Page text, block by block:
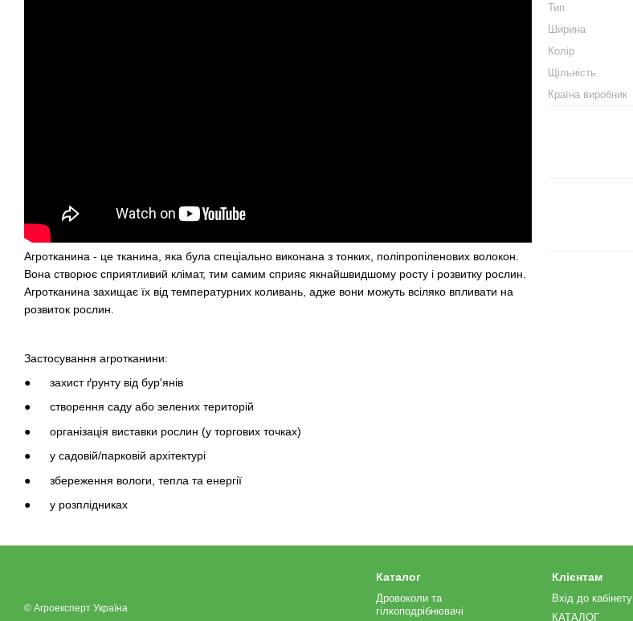
Агротканина - це тканина, яка була спеціально виконана з тонких, поліпропіленових волокон.
Вона створює сприятливий клімат, тим самим сприяє якнайшвидшому росту і розвитку рослин.
Агротканина захищає їх від температурних коливань, адже вони можуть всіляко впливати на
розвиток рослин.
Застосування агротканини:
● захист ґрунту від бур'янів
● створення саду або зелених територій
● організація виставки рослин (у торгових точках)
● у садовій/парковій архітектурі
● збереження вологи, тепла та енергії
● у розплідниках
Тип
Ширина
Колір
Щільність
Країна виробник
© Агроексперт Україна
Каталог
Дровоколи та
гілкоподрібнювачі
Клієнтам
Вхід до кабінету
КАТАЛОГ